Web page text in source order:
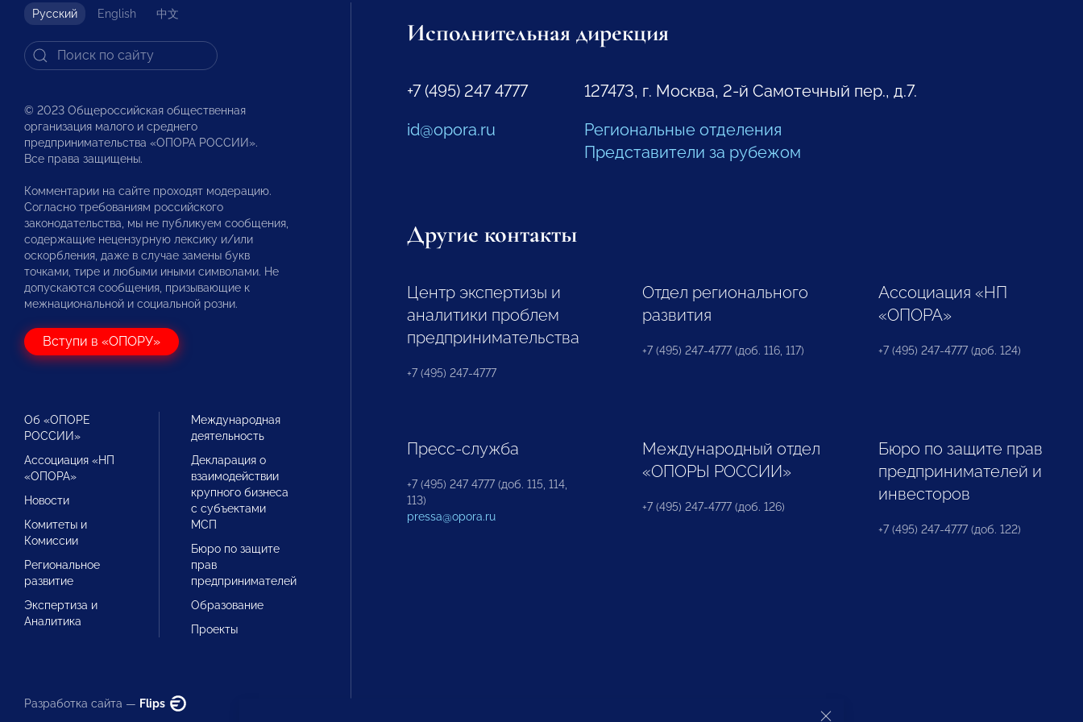
Русский English 中文
© 2023 Общероссийская общественная
организация малого и среднего
предпринимательства «ОПОРА РОССИИ».
Все права защищены.
Комментарии на сайте проходят модерацию.
Согласно требованиям российского
законодательства, мы не публикуем сообщения,
содержащие нецензурную лексику и/или
оскорбления, даже в случае замены букв
точками, тире и любыми иными символами. Не
допускаются сообщения, призывающие к
межнациональной и социальной розни.
Вступи в «ОПОРУ»
Об «ОПОРЕ
РОССИИ»
Ассоциация «НП
«ОПОРА»
Новости
Комитеты и
Комиссии
Региональное
развитие
Экспертиза и
Аналитика
Международная
деятельность
Декларация о
взаимодействии
крупного бизнеса
с субъектами
МСП
Бюро по защите
прав
предпринимателей
Образование
Проекты
Разработка сайта — Flips
Исполнительная дирекция
+7 (495) 247 4777
id@opora.ru
127473, г. Москва, 2-й Самотечный пер., д.7.
Региональные отделения
Представители за рубежом
Другие контакты
Центр экспертизы и
аналитики проблем
предпринимательства
+7 (495) 247-4777
Отдел регионального
развития
+7 (495) 247-4777 (доб. 116, 117)
Ассоциация «НП
«ОПОРА»
+7 (495) 247-4777 (доб. 124)
Пресс-служба
+7 (495) 247 4777 (доб. 115, 114,
113)
pressa@opora.ru
Международный отдел
«ОПОРЫ РОССИИ»
+7 (495) 247-4777 (доб. 126)
Бюро по защите прав
предпринимателей и
инвесторов
+7 (495) 247-4777 (доб. 122)